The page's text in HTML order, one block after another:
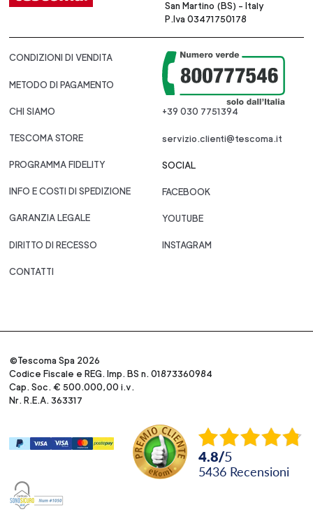
San Martino (BS) - Italy
P.Iva 03471750178
CONDIZIONI DI VENDITA
METODO DI PAGAMENTO
CHI SIAMO
TESCOMA STORE
PROGRAMMA FIDELITY
INFO E COSTI DI SPEDIZIONE
GARANZIA LEGALE
DIRITTO DI RECESSO
CONTATTI
+39 030 7751394
servizio.clienti@tescoma.it
SOCIAL
FACEBOOK
YOUTUBE
INSTAGRAM
©Tescoma Spa 2026
Codice Fiscale e REG. Imp. BS n. 01873360984
Cap. Soc. € 500.000,00 i.v.
Nr. R.E.A. 363317
4.8/5
5436 recensioni